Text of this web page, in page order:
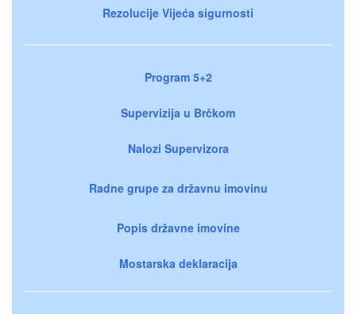
Rezolucije Vijeća sigurnosti
Program 5+2
Supervizija u Brčkom
Nalozi Supervizora
Radne grupe za državnu imovinu
Popis državne imovine
Mostarska deklaracija